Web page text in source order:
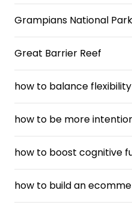
Grampians National Park
Great Barrier Reef
how to balance
how to be more
how to boost cognitive
how to build an